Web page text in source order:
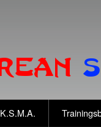
K.S.M.A.